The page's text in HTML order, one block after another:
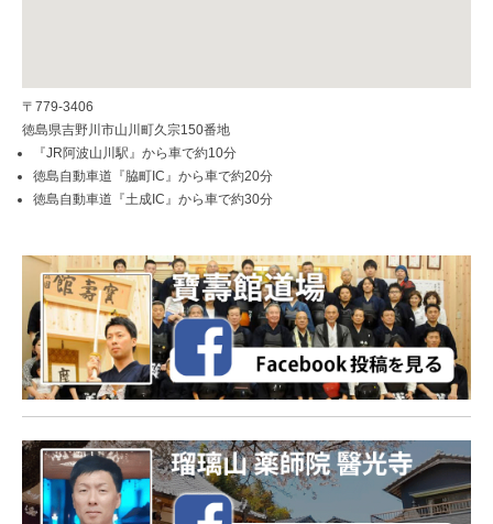
〒779-3406
徳島県吉野川市山川町久宗150番地
『JR阿波山川駅』から車で約10分
徳島自動車道『脇町IC』から車で約20分
徳島自動車道『土成IC』から車で約30分